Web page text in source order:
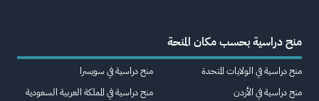
منح دراسية بحسب مكان المنحة
منح دراسية في الولايات المتحدة
منح دراسية في الأردن
منح دراسية في سويسرا
منح دراسية في المملكة العربية السعودية